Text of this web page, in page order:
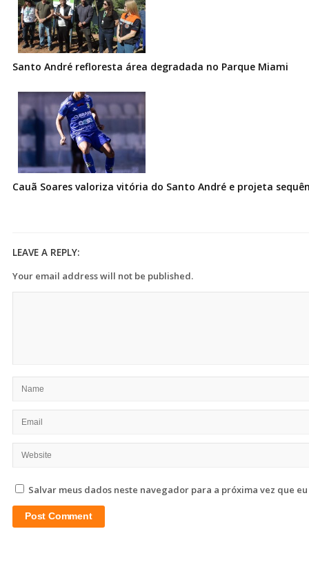
Santo André refloresta área degradada no Parque Miami
Cauã Soares valoriza vitória do Santo André e projeta
LEAVE A REPLY:
Your email address will not be published.
Salvar meus dados neste navegador para a próxima vez que